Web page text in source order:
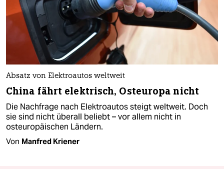
Absatz von Elektroautos weltweit
China fährt elektrisch, Osteuropa nicht
Die Nachfrage nach Elektroautos steigt weltweit. Doch
sie sind nicht überall beliebt – vor allem nicht in
osteuropäischen Ländern.
Von Manfred Kriener